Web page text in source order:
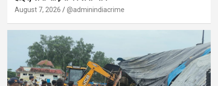
August 7, 2026 @adminindiacrime